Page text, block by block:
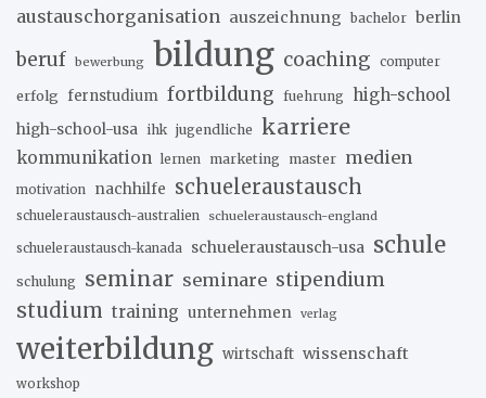
austauschorganisation auszeichnung bachelor berlin
beruf bewerbung bildung coaching computer
erfolg fernstudium fortbildung fuehrung high-school
high-school-usa ihk jugendliche karriere
kommunikation lernen marketing master medien
motivation nachhilfe schueleraustausch
schueleraustausch-australien schueleraustausch-england
schueleraustausch-kanada schueleraustausch-usa schule
schulung seminar seminare stipendium
studium training unternehmen verlag
weiterbildung wirtschaft wissenschaft
workshop